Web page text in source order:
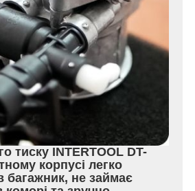
тиску INTERTOOL DT-
корпусі легко
багажник, не займає